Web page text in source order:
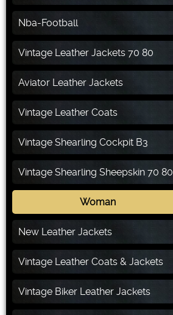
Nba-Football
Vintage Leather Jackets 70 80
Aviator Leather Jackets
Vintage Leather Coats
Vintage Shearling Cockpit B3
Vintage Shearling Sheepskin 70 80
Woman
New Leather Jackets
Vintage Leather Coats & Jackets
Vintage Biker Leather Jackets